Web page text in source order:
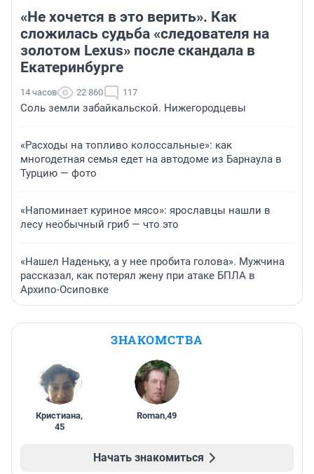
«Не хочется в это верить». Как
сложилась судьба «следователя на
золотом Lexus» после скандала в
Екатеринбурге
14 часов 22 860 117
Соль земли забайкальской. Нижегородцевы
«Расходы на топливо колоссальные»: как
многодетная семья едет на автодоме из Барнаула в
Турцию — фото
«Напоминает куриное мясо»: ярославцы нашли в
лесу необычный гриб — что это
«Нашел Наденьку, а у нее пробита голова». Мужчина
рассказал, как потерял жену при атаке БПЛА в
Архипо-Осиповке
ЗНАКОМСТВА
Кристиана,
45
Roman,49
Начать знакомиться